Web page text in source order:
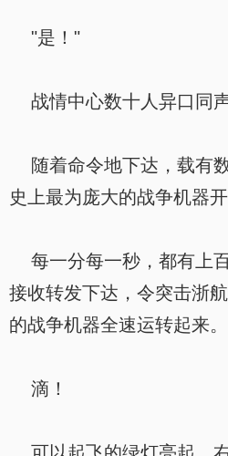
"是！"
战情中心数十人异口同声
随着命令地下达，载有
史上最为庞大的战争机器
每一分每一秒，都有上
接收转发下达，令突击浙
的战争机器全速运转起来。
滴！